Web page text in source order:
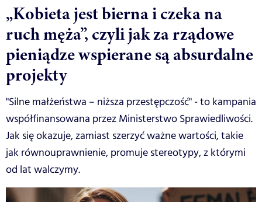
„Kobieta jest bierna i czeka na
ruch męża”, czyli jak za rządowe
pieniądze wspierane są absurdalne
projekty
"Silne małżeństwa – niższa przestępczość" - to kampania
współfinansowana przez Ministerstwo Sprawiedliwości.
Jak się okazuje, zamiast szerzyć ważne wartości, takie
jak równouprawnienie, promuje stereotypy, z którymi
od lat walczymy.